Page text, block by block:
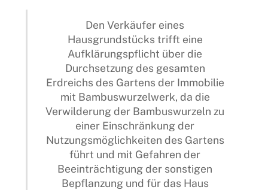
Den Verkäufer eines
Hausgrundstücks trifft eine
Aufklärungspflicht über die
Durchsetzung des gesamten
Erdreichs des Gartens der Immobilie
mit Bambuswurzelwerk, da die
Verwilderung der Bambuswurzeln zu
einer Einschränkung der
Nutzungsmöglichkeiten des Gartens
führt und mit Gefahren der
Beeinträchtigung der sonstigen
Bepflanzung und für das Haus